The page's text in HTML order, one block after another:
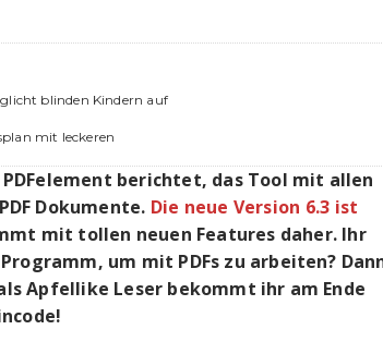
blinden Kindern auf
mit leckeren
berichtet, das Tool mit allen
Dokumente. Die neue Version 6.3 ist
mit tollen neuen Features daher. Ihr
um mit PDFs zu arbeiten?
Apfellike Leser bekommt ihr am Ende